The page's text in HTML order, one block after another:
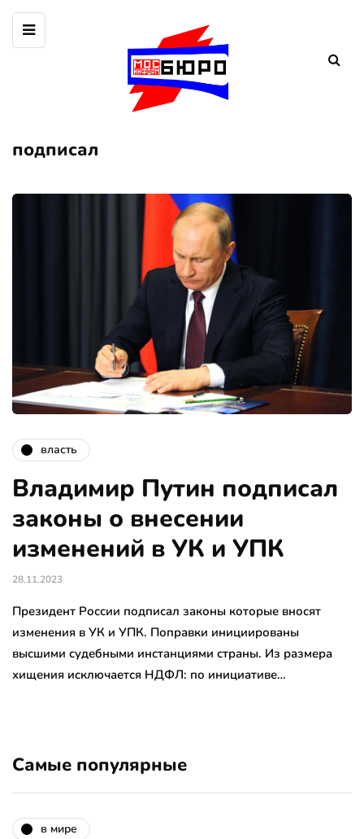
подписал
власть
Владимир Путин подписал
законы о внесении
изменений в УК и УПК
28.11.2023
Президент России подписал законы которые вносят
изменения в УК и УПК. Поправки инициированы
высшими судебными инстанциями страны. Из размера
хищения исключается НДФЛ: по инициативе…
Самые популярные
в мире